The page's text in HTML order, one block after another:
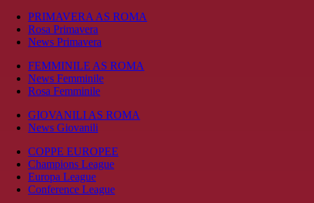
PRIMAVERA AS ROMA
Rosa Primavera
News Primavera
FEMMINILE AS ROMA
News Femminile
Rosa Femminile
GIOVANILI AS ROMA
News Giovanili
COPPE EUROPEE
Champions League
Europa League
Conference League